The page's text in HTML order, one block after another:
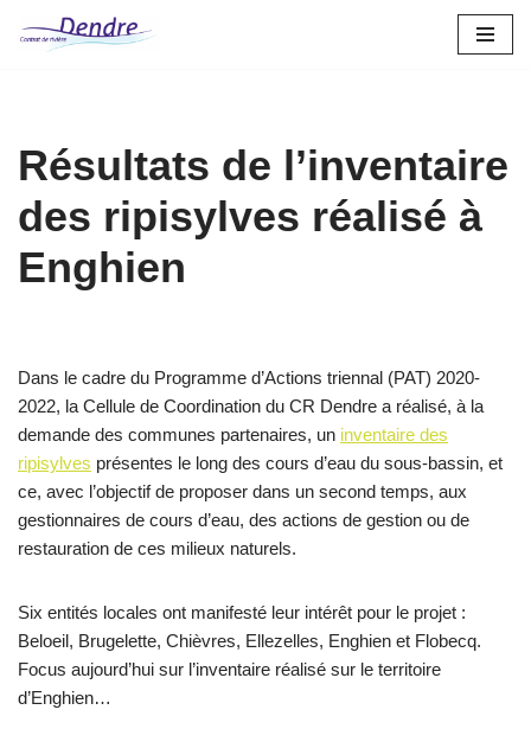
Résultats de l’inventaire
des ripisylves réalisé à
Enghien
Dans le cadre du Programme d’Actions triennal (PAT) 2020-
2022, la Cellule de Coordination du CR Dendre a réalisé, à la
demande des communes partenaires, un inventaire des
ripisylves présentes le long des cours d’eau du sous-bassin, et
ce, avec l’objectif de proposer dans un second temps, aux
gestionnaires de cours d’eau, des actions de gestion ou de
restauration de ces milieux naturels.
Six entités locales ont manifesté leur intérêt pour le projet :
Beloeil, Brugelette, Chièvres, Ellezelles, Enghien et Flobecq.
Focus aujourd’hui sur l’inventaire réalisé sur le territoire
d’Enghien…